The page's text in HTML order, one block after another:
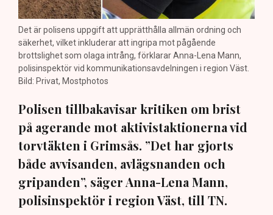
Det är polisens uppgift att upprätthålla allmän ordning och
säkerhet, vilket inkluderar att ingripa mot pågående
brottslighet som olaga intrång, förklarar Anna-Lena Mann,
polisinspektör vid kommunikationsavdelningen i region Väst.
Bild: Privat, Mostphotos
Polisen tillbakavisar kritiken om brist
på agerande mot aktivistaktionerna vid
torvtäkten i Grimsås. ”Det har gjorts
både avvisanden, avlägsnanden och
gripanden”, säger Anna-Lena Mann,
polisinspektör i region Väst, till TN.